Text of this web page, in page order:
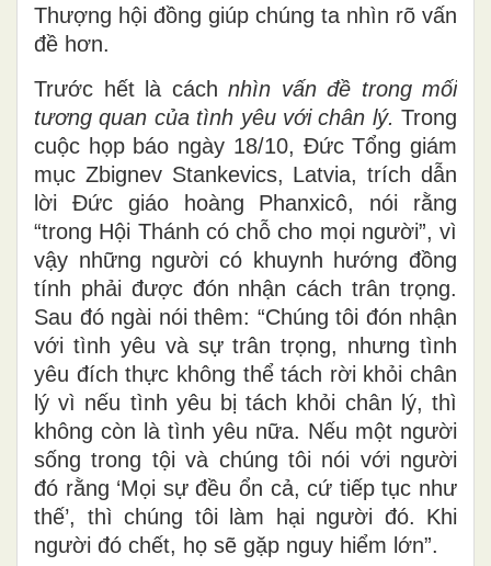
Thượng hội đồng giúp chúng ta nhìn rõ vấn
đề hơn.
Trước hết là cách nhìn vấn đề trong mối
tương quan của tình yêu với chân lý. Trong
cuộc họp báo ngày 18/10, Đức Tổng giám
mục Zbignev Stankevics, Latvia, trích dẫn
lời Đức giáo hoàng Phanxicô, nói rằng
“trong Hội Thánh có chỗ cho mọi người”, vì
vậy những người có khuynh hướng đồng
tính phải được đón nhận cách trân trọng.
Sau đó ngài nói thêm: “Chúng tôi đón nhận
với tình yêu và sự trân trọng, nhưng tình
yêu đích thực không thể tách rời khỏi chân
lý vì nếu tình yêu bị tách khỏi chân lý, thì
không còn là tình yêu nữa. Nếu một người
sống trong tội và chúng tôi nói với người
đó rằng ‘Mọi sự đều ổn cả, cứ tiếp tục như
thế’, thì chúng tôi làm hại người đó. Khi
người đó chết, họ sẽ gặp nguy hiểm lớn”.